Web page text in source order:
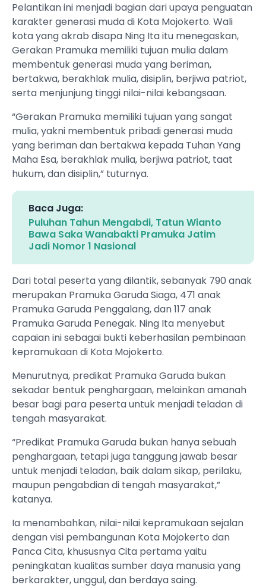
Pelantikan ini menjadi bagian dari upaya penguatan
karakter generasi muda di Kota Mojokerto. Wali
kota yang akrab disapa Ning Ita itu menegaskan,
Gerakan Pramuka memiliki tujuan mulia dalam
membentuk generasi muda yang beriman,
bertakwa, berakhlak mulia, disiplin, berjiwa patriot,
serta menjunjung tinggi nilai-nilai kebangsaan.
“Gerakan Pramuka memiliki tujuan yang sangat
mulia, yakni membentuk pribadi generasi muda
yang beriman dan bertakwa kepada Tuhan Yang
Maha Esa, berakhlak mulia, berjiwa patriot, taat
hukum, dan disiplin,” tuturnya.
Baca Juga:
Puluhan Tahun Mengabdi, Tatun Wianto
Bawa Saka Wanabakti Pramuka Jatim
Jadi Nomor 1 Nasional
Dari total peserta yang dilantik, sebanyak 790 anak
merupakan Pramuka Garuda Siaga, 471 anak
Pramuka Garuda Penggalang, dan 117 anak
Pramuka Garuda Penegak. Ning Ita menyebut
capaian ini sebagai bukti keberhasilan pembinaan
kepramukaan di Kota Mojokerto.
Menurutnya, predikat Pramuka Garuda bukan
sekadar bentuk penghargaan, melainkan amanah
besar bagi para peserta untuk menjadi teladan di
tengah masyarakat.
“Predikat Pramuka Garuda bukan hanya sebuah
penghargaan, tetapi juga tanggung jawab besar
untuk menjadi teladan, baik dalam sikap, perilaku,
maupun pengabdian di tengah masyarakat,”
katanya.
Ia menambahkan, nilai-nilai kepramukaan sejalan
dengan visi pembangunan Kota Mojokerto dan
Panca Cita, khususnya Cita pertama yaitu
peningkatan kualitas sumber daya manusia yang
berkarakter, unggul, dan berdaya saing.